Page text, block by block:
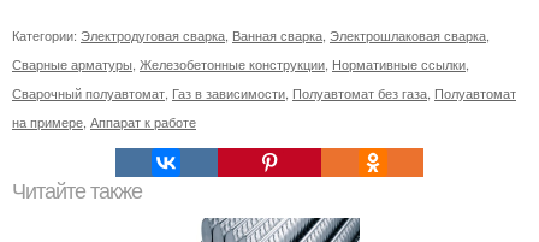
Категории: Электродуговая сварка Ванная сварка Электрошлаковая сварка
Сварные арматуры Железобетонные конструкции Нормативные ссылки
Сварочный полуавтомат Газ в зависимости Полуавтомат без газа Полуавтомат
на примере Аппарат к работе
Читайте также